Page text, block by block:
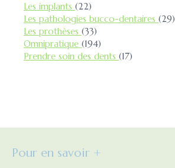
Les implants (22)
Les pathologies bucco-dentaires (29)
Les prothèses (33)
Omnipratique (194)
Prendre soin des dents (17)
Pour en savoir +